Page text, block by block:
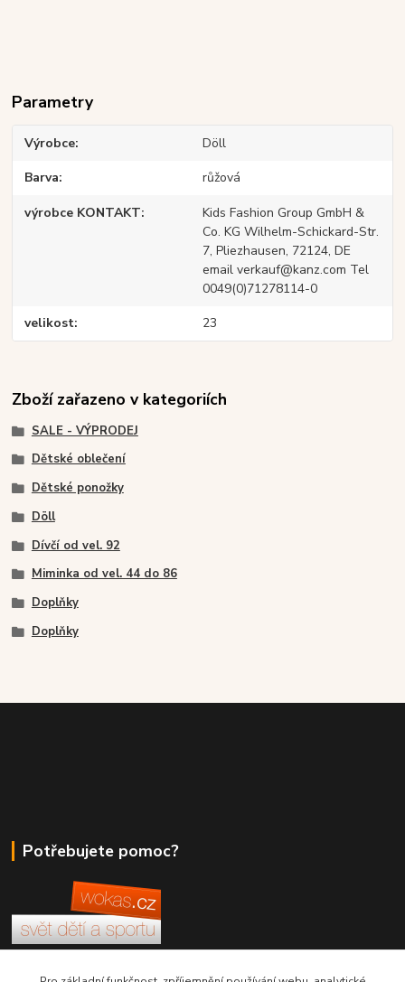
Parametry
Výrobce Döll
Barva růžová
výrobce KONTAKT
Kids Fashion Group GmbH &
Co. KG Wilhelm-Schickard-Str.
7, Pliezhausen, 72124, DE
email verkauf@kanz.com Tel
0049(0)71278114-0
velikost 23
Zboží zařazeno v kategoriích
SALE - VÝPRODEJ
Dětské oblečení
Dětské ponožky
Döll
Dívčí od vel. 92
Miminka od vel. 44 do 86
Doplňky
Doplňky
Potřebujete pomoc?